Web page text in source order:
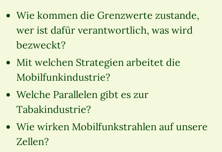
Wie kommen die Grenzwerte zustande,
wer ist dafür verantwortlich, was wird
bezweckt?
Mit welchen Strategien arbeitet die
Mobilfunkindustrie?
Welche Parallelen gibt es zur
Tabakindustrie?
Wie wirken Mobilfunkstrahlen auf unsere
Zellen?